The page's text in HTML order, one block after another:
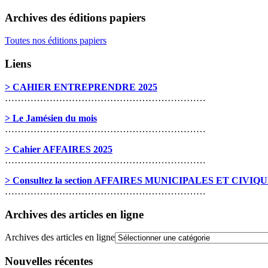
Archives des éditions papiers
Toutes nos éditions papiers
Liens
> CAHIER ENTREPRENDRE 2025
………………………………………………………
> Le Jamésien du mois
………………………………………………………
> Cahier AFFAIRES 2025
………………………………………………………
> Consultez la section AFFAIRES MUNICIPALES ET
………………………………………………………
Archives des articles en ligne
Archives des articles en ligne
Nouvelles récentes